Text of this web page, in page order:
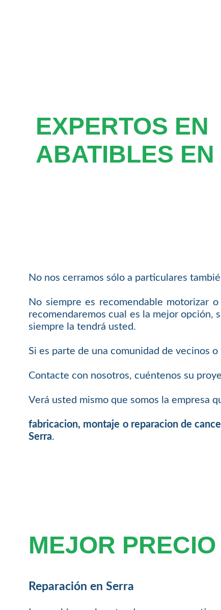
EXPERTOS EN
ABATIBLES EN
No nos cerramos sólo a particulares
No siempre es recomendable motorizar
recomendaremos cual es la mejor opción,
siempre la tendrá usted.
Si es parte de una comunidad de vecinos
Contacte con nosotros, cuéntenos su
Verá usted mismo que somos la empresa
fabricacion, montaje o reparacion de
Serra.
MEJOR
Reparación en Serra